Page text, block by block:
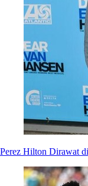
Perez Hilton Dirawat